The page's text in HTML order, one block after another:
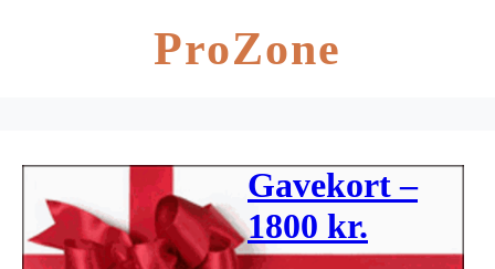
ProZone
Gavekort –
1800 kr.